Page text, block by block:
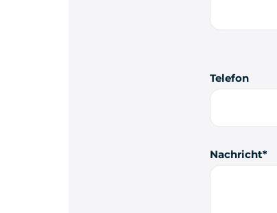
Telefon
Nachricht